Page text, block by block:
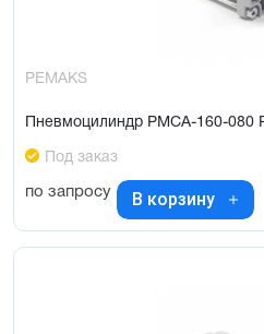
PEMAKS
Пневмоцилиндр PMCA-160-080
Под заказ
по запросу В корзину